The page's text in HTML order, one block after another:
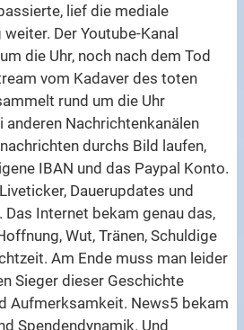
lief die mediale
Der Youtube-Kanal
die Uhr, noch nach dem Tod
vom Kadaver des toten
rund um die Uhr
anderen Nachrichtenkanälen
durchs Bild laufen,
IBAN und das Paypal Konto.
Dauerupdates und
Das Internet bekam genau das,
Wut, Tränen, Schuldige
Am Ende muss man leider
Sieger dieser Geschichte
Aufmerksamkeit. News5 bekam
Spendendynamik. Und